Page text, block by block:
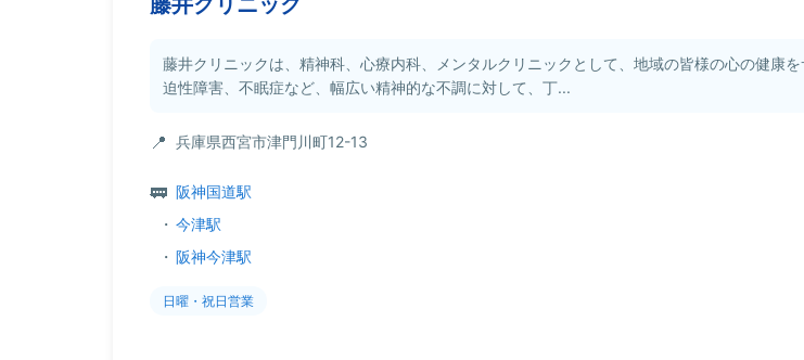
藤井クリニックは、精神科、心療内科、メンタルクリニックとして、地域の皆様の心の健康
迫性障害、不眠症など、幅広い精神的な不調に対して、丁...
兵庫県西宮市津門川町12-13
阪神国道駅
・ 今津駅
・ 阪神今津駅
日曜・祝日営業